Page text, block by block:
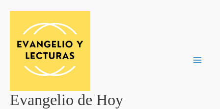
contenido
Evangelio de Hoy